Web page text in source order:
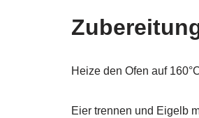
Heize den Ofen auf
Eier trennen und Eigelb